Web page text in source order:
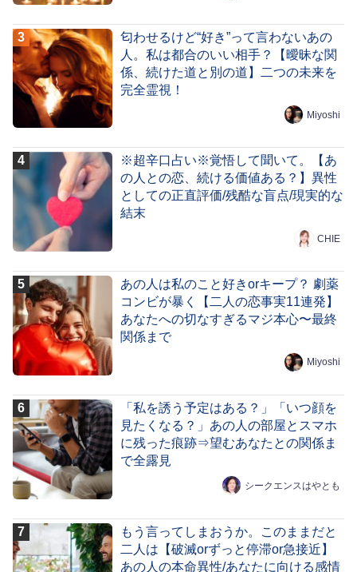
匂わせるけど“好き”って言わないあの
人。私は都合のいい相手？【曖昧な関
係、続けた道と別の道】二つの未来を
完全霊視！
Miyoshi
※超辛口占い※覚悟して聞いて。【あ
の人との恋、続ける価値ある？】異性
としての正直評価/残酷な盲点/現実的な
結末
CHIE
あの人は私のこと好きorキープ？ 劇薬
コンビが暴く【二人の恋事実11連発】
あなたへの切なすぎるマジ本心〜最終
関係まで
Miyoshi
「私を誘う予定はある？」「いつ顔を
見たくなる？」あの人の部屋とスマホ
に残った痕跡⇒望むあなたとの関係ま
で全露見
シークエンスはやとも
もう言ってしまおうか。このままだと
二人は【破滅orずっと停滞or急接近】
あの人の本命異性/あなたに向ける感情